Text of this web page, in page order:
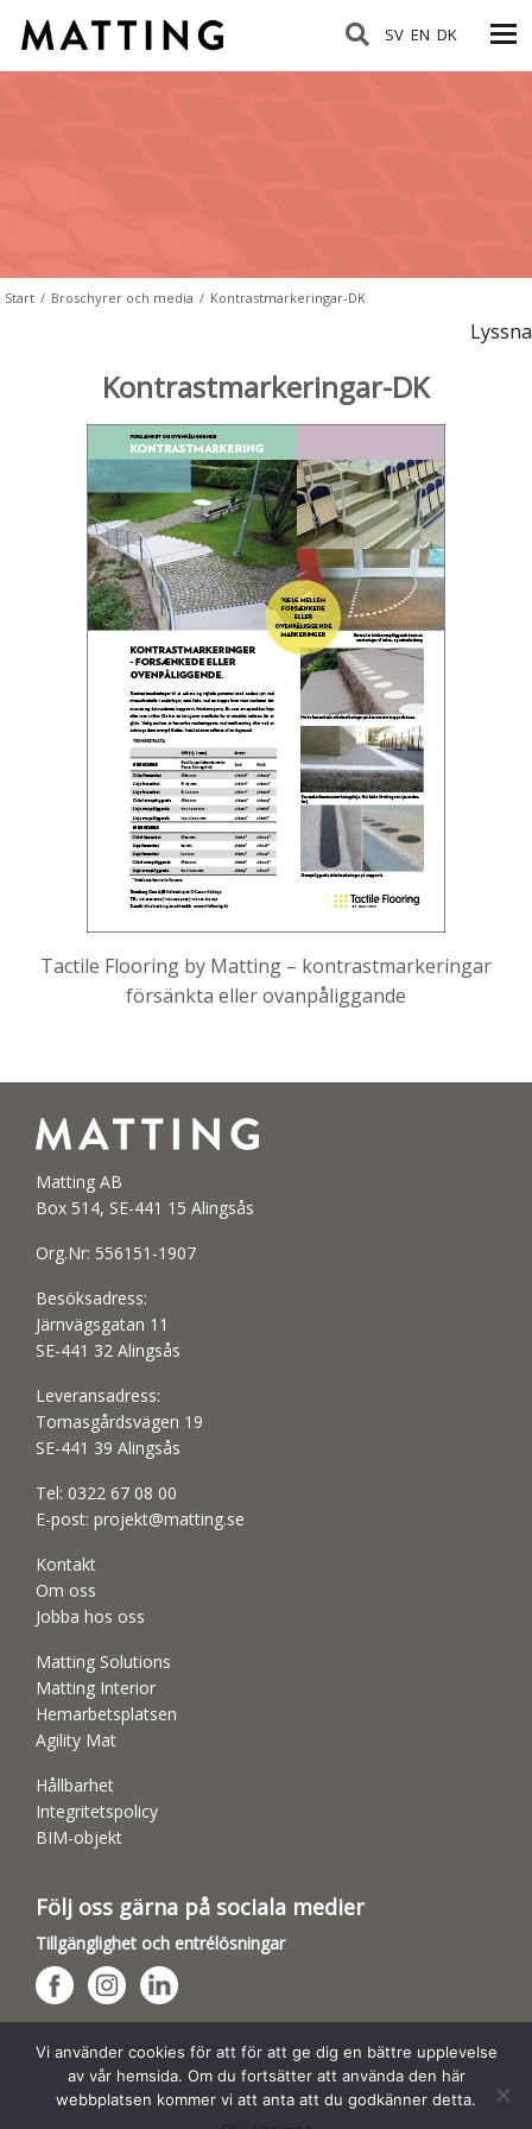
SV EN DK
Start / Broschyrer och media / Kontrastmarkeringar-DK
Lyssna
Kontrastmarkeringar-DK
Tactile Flooring by Matting – kontrastmarkeringar
försänkta eller ovanpåliggande
Matting AB
Box 514, SE-441 15 Alingsås
Org.Nr: 556151-1907
Besöksadress:
Järnvägsgatan 11
SE-441 32 Alingsås
Leveransadress:
Tomasgårdsvägen 19
SE-441 39 Alingsås
Tel: 0322 67 08 00
E-post: projekt@matting.se
Kontakt
Om oss
Jobba hos oss
Matting Solutions
Matting Interior
Hemarbetsplatsen
Agility Mat
Hållbarhet
Integritetspolicy
BIM-objekt
Följ oss gärna på sociala medier
Tillgänglighet och entrélösningar
Hundsporthallar
Vi använder cookies för att för att ge dig en bättre upplevelse
av vår hemsida. Om du fortsätter att använda den här
webbplatsen kommer vi att anta att du godkänner detta.